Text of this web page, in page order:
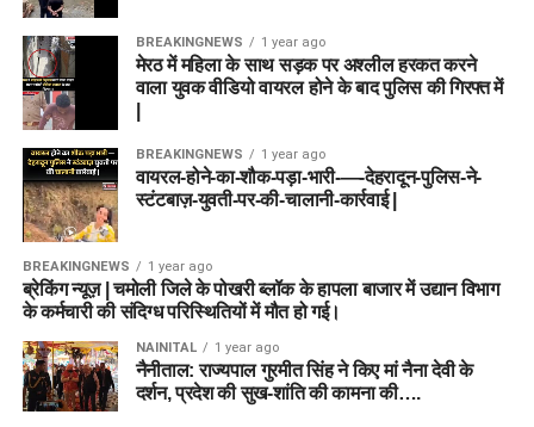
BREAKINGNEWS 1 year ago
मेरठ में महिला के साथ सड़क पर अश्लील हरकत करने
वाला युवक वीडियो वायरल होने के बाद पुलिस की गिरफ्त में
BREAKINGNEWS 1 year ago
वायरल-होने-का-शौक-पड़ा-भारी-—-देहरादून-पुलिस-ने-
स्टंटबाज़-युवती-पर-की-चालानी-कार्रवाई |
BREAKINGNEWS 1 year ago
ब्रेकिंग न्यूज़ | चमोली जिले के पोखरी ब्लॉक के हापला बाजार में उद्यान विभाग
के कर्मचारी की संदिग्ध परिस्थितियों में मौत हो गई।
NAINITAL 1 year ago
नैनीताल: राज्यपाल गुरमीत सिंह ने किए मां नैना देवी के
दर्शन, प्रदेश की सुख-शांति की कामना की….